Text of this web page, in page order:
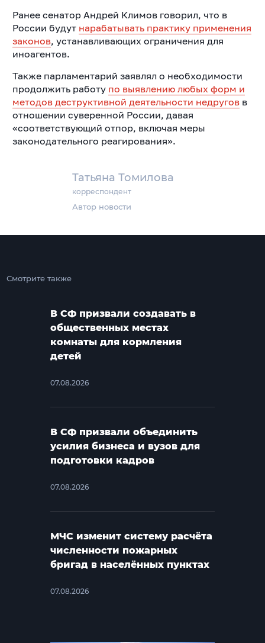
Татьяна Томилова
корреспондент
Автор новости
Ранее сенатор Андрей Климов говорил, что в
России будут нарабатывать практику применения
законов, устанавливающих ограничения для
иноагентов.
Также парламентарий заявлял о необходимости
продолжить работу по выявлению любых форм и
методов деструктивной деятельности недруговв
отношении суверенной России, давая
«соответствующий отпор, включая меры
законодательного реагирования».
Смотрите также
В СФ призвали создавать в
общественных местах
комнаты для кормления
детей
07.08.2026
В СФ призвали объединить
усилия бизнеса и вузов для
подготовки кадров
07.08.2026
МЧС изменит систему расчёта
численности пожарных
бригад в населённых пунктах
07.08.2026